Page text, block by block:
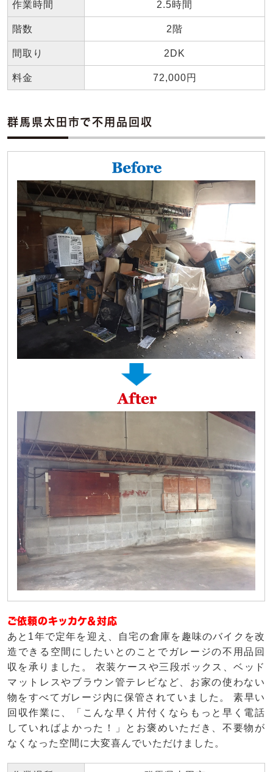
作業時間 2.5時間
階数 2階
間取り 2DK
料金 72,000円
群馬県太田市で不用品回収
ご依頼のキッカケ＆対応
あと1年で定年を迎え、自宅の倉庫を趣味のバイクを改
造できる空間にしたいとのことでガレージの不用品回
収を承りました。 衣装ケースや三段ボックス、ベッド
マットレスやブラウン管テレビなど、お家の使わない
物をすべてガレージ内に保管されていました。 素早い
回収作業に、「こんな早く片付くならもっと早く電話
していればよかった！」とお褒めいただき、不要物が
なくなった空間に大変喜んでいただけました。